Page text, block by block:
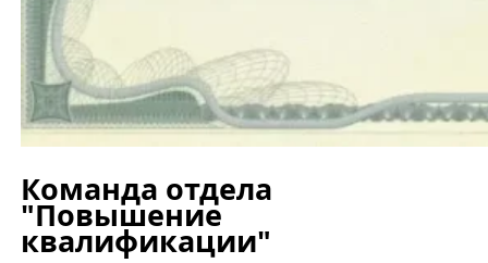
Команда отдела
"Повышение
квалификации"